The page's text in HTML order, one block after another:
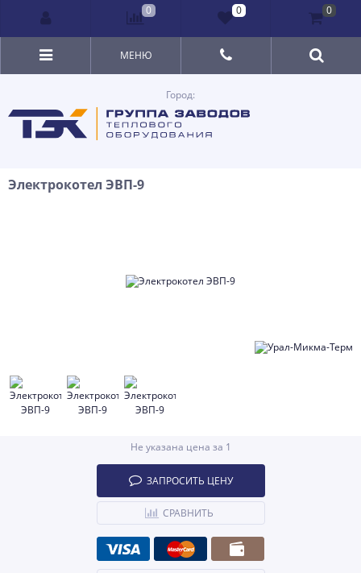
Город:
МЕНЮ
Электрокотел ЭВП-9
Не указана цена за 1
ЗАПРОСИТЬ ЦЕНУ
СРАВНИТЬ
0 0 0